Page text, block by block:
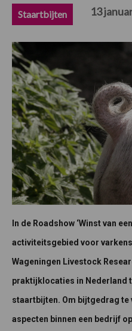
Staartbijten 13
In de Roadshow ‘Winst van
activiteitsgebied voor
Wageningen Livestock
praktijklocaties in Nederland
staartbijten. Om bijtgedrag te
aspecten binnen een bedrijf